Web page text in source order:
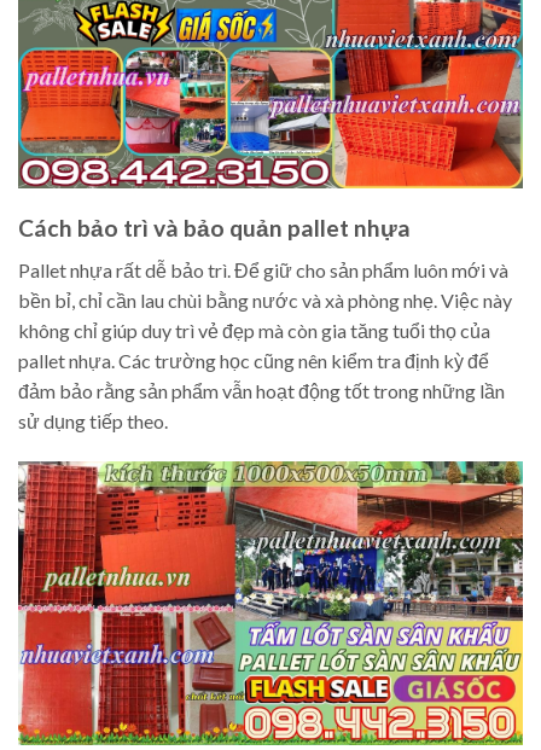
Cách bảo trì và bảo quản pallet nhựa
Pallet nhựa rất dễ bảo trì. Để giữ cho sản phẩm luôn mới và
bền bỉ, chỉ cần lau chùi bằng nước và xà phòng nhẹ. Việc này
không chỉ giúp duy trì vẻ đẹp mà còn gia tăng tuổi thọ của
pallet nhựa. Các trường học cũng nên kiểm tra định kỳ để
đảm bảo rằng sản phẩm vẫn hoạt động tốt trong những lần
sử dụng tiếp theo.